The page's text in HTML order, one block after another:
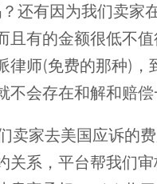
还有因为我们卖家
且有的金额很低不
律师(免费的那种)
不会存在和解和赔偿
卖家去美国应诉的
关系，平台帮我们